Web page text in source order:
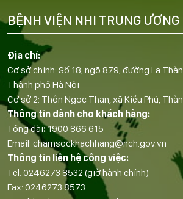
Địa chỉ:
Cơ sở chính: Số 18, ngõ 879, đường La
Thành phố Hà Nội
Cơ sở 2: Thôn Ngọc Than, xã Kiều Phú,
Thông tin dành cho khách hàng:
Tổng đài:1900 866 615
Email: chamsockhachhang@nch.gov.vn
Thông tin liên hệ công việc:
Tel: 0246273 8532 (giờ hành chính)
Fax: 0246273 8573
BỆNH VIỆN NHI TRUNG ƯƠNG